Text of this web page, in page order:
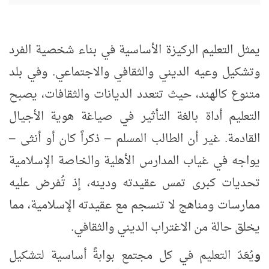
يمثل التعليم الركيزة الأساسية في بناء شخصية الفرد
وتشكيل وعيه الديني والثقافي والاجتماعي. وفي بلد
متنوع كالهند، حيث تتعدد الديانات والثقافات، يصبح
التعليم أداة بالغة التأثير في صياغة هوية الأجيال
القادمة. غير أن الطالب المسلم – ذكراً كان أو أنثى –
يواجه في غياب المدارس الأهلية والخاصة الإسلامية
تحديات كبرى تمس عقيدته ودينه، إذ تُفرض عليه
ممارسات ومناهج لا تنسجم مع عقيدته الإسلامية، مما
يخلق حالة من الاغتراب الديني والثقافي.
ويُعَدّ التعليم في كل مجتمع بوابةً أساسية لتشكيل